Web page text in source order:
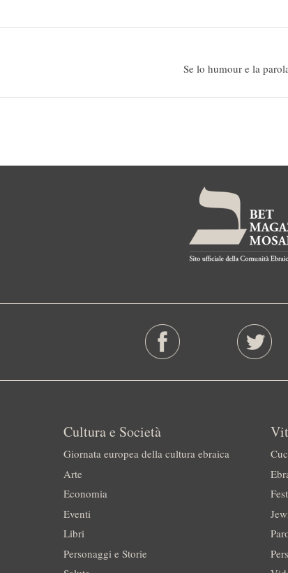
Se lo humour e la
Cultura e Società
Giornata europea della cultura ebraica
Arte
Economia
Eventi
Libri
Personaggi e Storie